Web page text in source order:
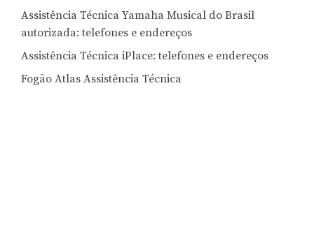
Assistência Técnica Yamaha Musical do Brasil
autorizada: telefones e endereços
Assistência Técnica iPlace: telefones e endereços
Fogão Atlas Assistência Técnica